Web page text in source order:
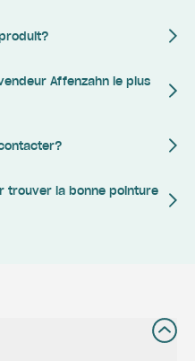
Affenzahn le plus
trouver la bonne pointure